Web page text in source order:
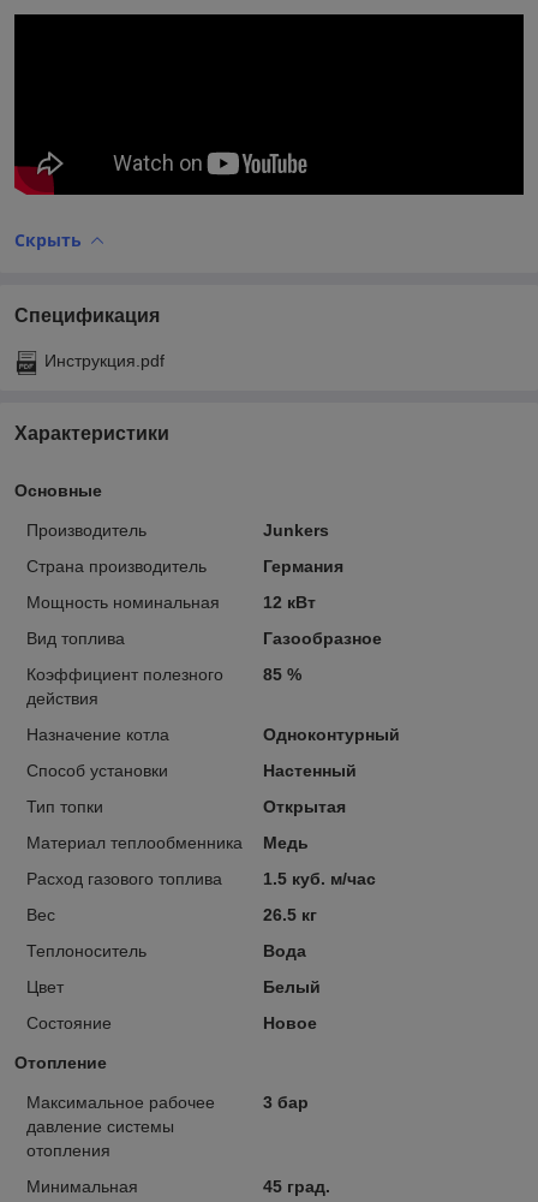
Скрыть
Спецификация
Инструкция.pdf
Характеристики
Основные
Производитель
Junkers
Страна производитель
Германия
Мощность номинальная
12 кВт
Вид топлива
Газообразное
Коэффициент полезного
действия
85 %
Назначение котла
Одноконтурный
Способ установки
Настенный
Тип топки
Открытая
Материал теплообменника
Медь
Расход газового топлива
1.5 куб. м/час
Вес
26.5 кг
Теплоноситель
Вода
Цвет
Белый
Состояние
Новое
Отопление
Максимальное рабочее
давление системы
отопления
3 бар
Минимальная
45 град.